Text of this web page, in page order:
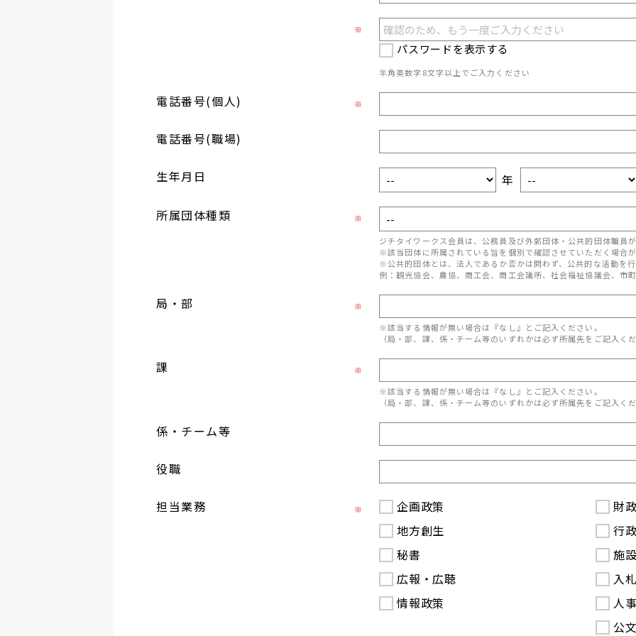
※
パスワードを表示する
半角英数字8文字以上でご入力ください
電話番号(個人) ※
電話番号(職場)
生年月日 年
所属団体種類
※
ジチタイワークス会員は、公務員及び外郭団体・公共的団体職員
※該当団体に所属されている旨を個別で確認させていただく場合
※公共的団体とは、法人であるか否かは問わず、公共的な活動を
例：観光協会、農協、商工会、商工会議所、社会福祉協議会、市
局・部
※
※該当する情報が無い場合は『なし』とご記入ください。
（局・部、課、係・チーム等のいずれかは必ず所属先をご記入く
課
※
※該当する情報が無い場合は『なし』とご記入ください。
（局・部、課、係・チーム等のいずれかは必ず所属先をご記入く
係・チーム等
役職
担当業務 ※
企画政策
地方創生
秘書
広報・広聴
情報政策
財
行
施
入
人
公